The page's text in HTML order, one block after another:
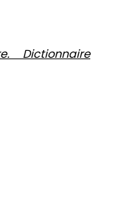
Dictionnaire